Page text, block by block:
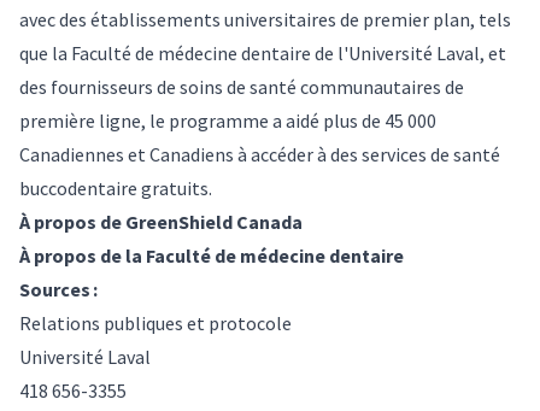
avec des établissements universitaires de premier plan, tels
que la Faculté de médecine dentaire de l'Université Laval, et
des fournisseurs de soins de santé communautaires de
première ligne, le programme a aidé plus de 45 000
Canadiennes et Canadiens à accéder à des services de santé
buccodentaire gratuits.
À propos de GreenShield Canada
À propos de la Faculté de médecine dentaire
Sources :
Relations publiques et protocole
Université Laval
418 656-3355